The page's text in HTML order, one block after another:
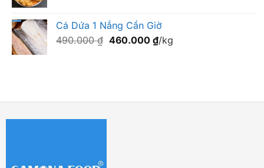
Cá Dứa 1 Nắng Cần Giờ
490.000₫ Giá
460.000 ₫Giá
/kg